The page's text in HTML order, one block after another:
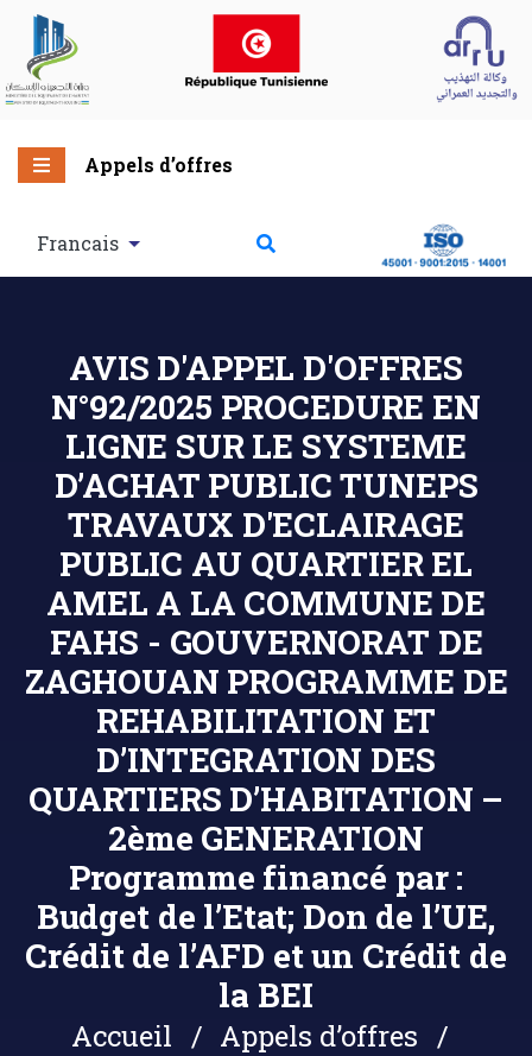
Appels d’offres
Francais
AVIS D'APPEL D'OFFRES
N°92/2025 PROCEDURE EN
LIGNE SUR LE SYSTEME
D’ACHAT PUBLIC TUNEPS
TRAVAUX D'ECLAIRAGE
PUBLIC AU QUARTIER EL
AMEL A LA COMMUNE DE
FAHS - GOUVERNORAT DE
ZAGHOUAN PROGRAMME DE
REHABILITATION ET
D’INTEGRATION DES
QUARTIERS D’HABITATION –
2ème GENERATION
Programme financé par :
Budget de l’Etat; Don de l’UE,
Crédit de l’AFD et un Crédit de
la BEI
Accueil
Appels d’offres